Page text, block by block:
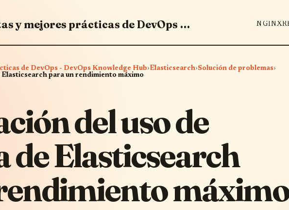
Domina herramientas y mejores prácticas de DevOps - DevOps Knowledge Hub NGINX
de DevOps - DevOps Knowledge Hub›Elasticsearch›Solución de problemas›
para un rendimiento máximo
del uso de
Elasticsearch